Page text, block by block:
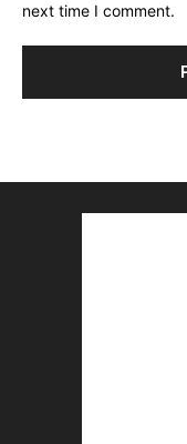
next time I comment.